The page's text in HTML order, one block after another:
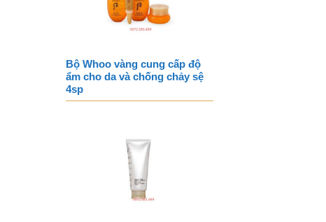
Bộ Whoo vàng cung cấp độ
ẩm cho da và chống chảy sệ
4sp